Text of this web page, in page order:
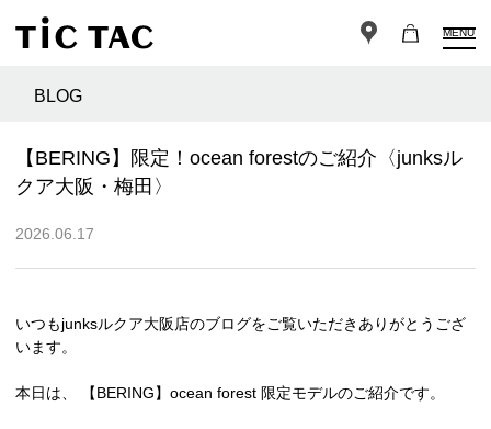
MENU
BLOG
【BERING】限定！ocean forestのご紹介〈junksル
クア大阪・梅田〉
2026.06.17
いつもjunksルクア大阪店のブログをご覧いただきありがとうござ
います。
本日は、 【BERING】ocean forest 限定モデルのご紹介です。